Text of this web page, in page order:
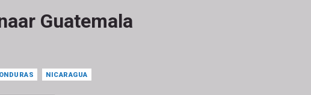
Guatemala
NICARAGUA